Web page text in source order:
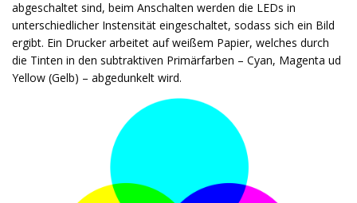
abgeschaltet sind, beim Anschalten werden die LEDs in
unterschiedlicher Instensität eingeschaltet, sodass sich ein Bild
ergibt. Ein Drucker arbeitet auf weißem Papier, welches durch
die Tinten in den subtraktiven Primärfarben – Cyan, Magenta ud
Yellow (Gelb) – abgedunkelt wird.